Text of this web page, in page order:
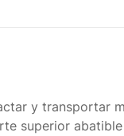
y
superior